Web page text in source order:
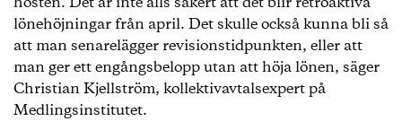
lönehöjningar från april. Det skulle också kunna bli så
att man senarelägger revisionstidpunkten, eller att
man ger ett engångsbelopp utan att höja lönen, säger
Christian Kjellström, kollektivavtalsexpert på
Medlingsinstitutet.